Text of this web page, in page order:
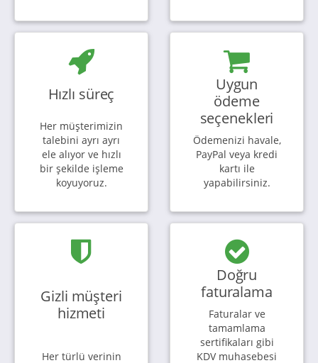
Hızlı süreç
Her müşterimizin
talebini ayrı ayrı
ele alıyor ve hızlı
bir şekilde işleme
koyuyoruz.
Uygun
ödeme
seçenekleri
Ödemenizi havale,
PayPal veya kredi
kartı ile
yapabilirsiniz.
Gizli müşteri
hizmeti
Her türlü verinin
Doğru
faturalama
Faturalar ve
tamamlama
sertifikaları gibi
KDV muhasebesi